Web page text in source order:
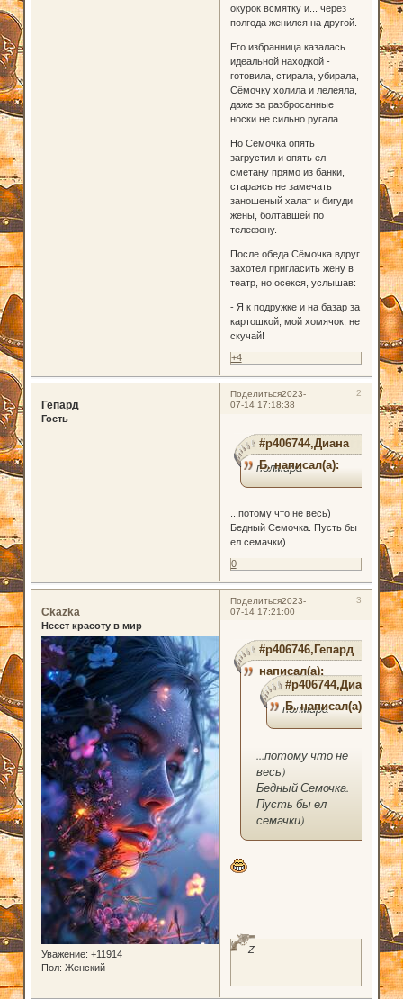
окурок всмятку и... через
полгода женился на другой.
Его избранница казалась
идеальной находкой -
готовила, стирала, убирала,
Сёмочку холила и лелеяла,
даже за разбросанные
носки не сильно ругала.
Но Сёмочка опять
загрустил и опять ел
сметану прямо из банки,
стараясь не замечать
заношеный халат и бигуди
жены, болтавшей по
телефону.
После обеда Сёмочка вдруг
захотел пригласить жену в
театр, но осекся, услышав:
- Я к подружке и на базар за
картошкой, мой хомячок, не
скучай!
+4
Поделиться 2
2023-
07-14 17:18:38
Гепард
Гость
#p406744,Диана
Б. написал(а):
полмира
...потому что не весь)
Бедный Семочка. Пусть бы
ел семачки)
0
Поделиться 3
2023-
07-14 17:21:00
Ckazka
Несет красоту в мир
Уважение: +11914
Пол: Женский
#p406746,Гепард
написал(а):
#p406744,Диана
Б. написал(а):
полмира
...потому что не
весь)
Бедный Семочка.
Пусть бы ел
семачки)
Z
0